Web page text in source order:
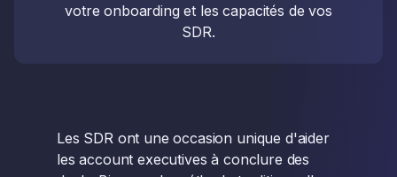
votre onboarding et les capacités de vos
SDR.
Les SDR ont une occasion unique d'aider
les account executives à conclure des